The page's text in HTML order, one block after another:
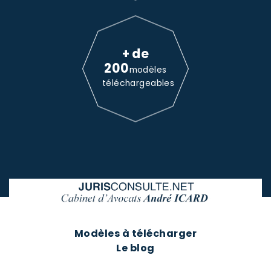
+ de
200modèles
téléchargeables
Modèles à télécharger
Le blog